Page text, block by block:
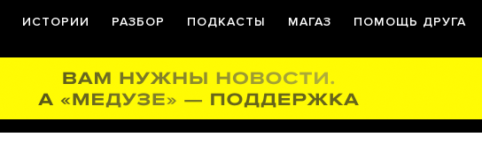
ИСТОРИИ РАЗБОР ПОДКАСТЫ МАГАЗ ПОМОЩЬ ДРУГА